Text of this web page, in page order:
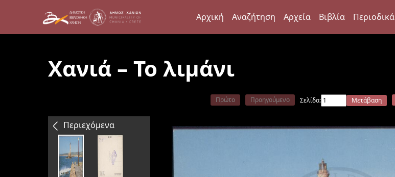
Αρχική Αναζήτηση Αρχεία Βιβλία Περιοδικά
Χανιά – Το λιμάνι
Περιεχόμενα
Πρώτο Προηγούμενο Σελίδα: Μετάβαση